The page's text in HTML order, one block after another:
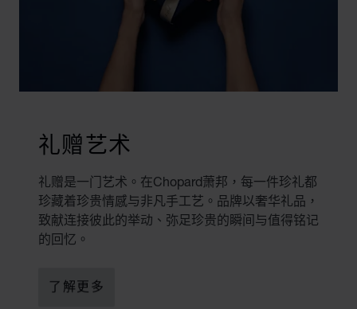
礼赠艺术
礼赠是一门艺术。在Chopard萧邦，每一件珍礼都
珍藏着珍贵情感与非凡手工艺。品牌以奢华礼品，
致献连接彼此的举动、弥足珍贵的瞬间与值得铭记
的回忆。
了解更多